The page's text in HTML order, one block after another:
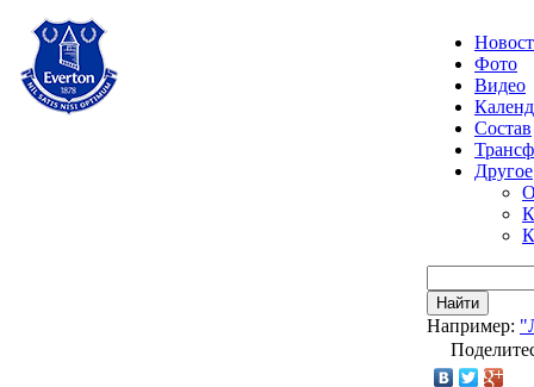
Фото
Видео
Состав
Другое
Найти
Например: